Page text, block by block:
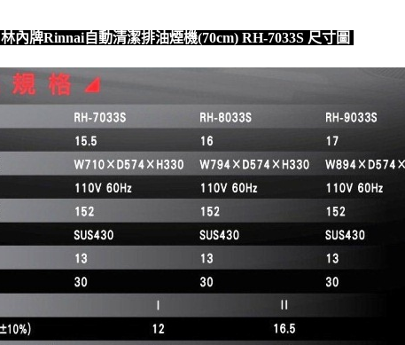
林內牌Rinnai自動清潔排油煙機(70cm) RH-7033S 尺寸圖